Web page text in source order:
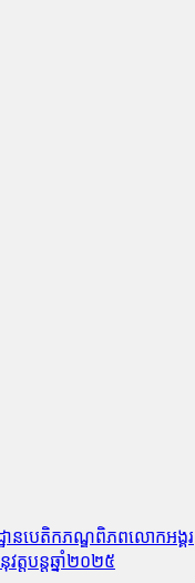
ានបេតិកភណ្ឌពិភពលោកអង្គរ
តបន្តឆ្នាំ២០២៥